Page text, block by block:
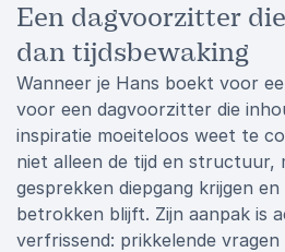
Een dagvoorzitter
dan tijdsbewaking
Wanneer je Hans boekt voor
voor een dagvoorzitter die
inspiratie moeiteloos weet te
niet alleen de tijd en structuur,
gesprekken diepgang krijgen
betrokken blijft. Zijn aanpak is
verfrissend: prikkelende